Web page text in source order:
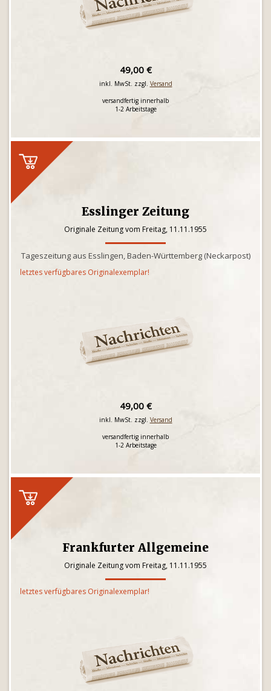
49,00 €
inkl. MwSt. zzgl. Versand
versandfertig innerhalb
1-2 Arbeitstage
Esslinger Zeitung
Originale Zeitung vom Freitag, 11.11.1955
Tageszeitung aus Esslingen, Baden-Württemberg (Neckarpost)
letztes verfügbares Originalexemplar!
49,00 €
inkl. MwSt. zzgl. Versand
versandfertig innerhalb
1-2 Arbeitstage
Frankfurter Allgemeine
Originale Zeitung vom Freitag, 11.11.1955
letztes verfügbares Originalexemplar!